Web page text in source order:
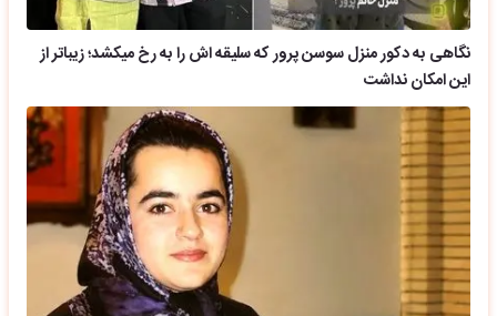
نگاهی به دکور منزل سوسن پرور که سلیقه اش را به رخ میکشد؛ زیباتر از
این امکان نداشت